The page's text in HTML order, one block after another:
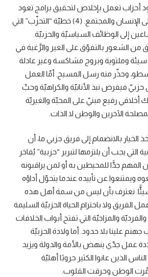
وجود أحزاب تعمل بإخلاص لتحقيق برامج تعود
بالفائدة المباشرة على الإنسان والمجتمع. (4) خطيّة “التحزّب” التي
إلى الوظائف السياسيّة والحزبيّة.
الشعور بالتفوّق على الغير والرَّغبة في
سيئة وملتوية وبروح مشاكسة وغير عادلة
وحذّر منه رسل المسيح. أمّا العمل
فيفرض نبذ الأنانيّة والكراهيّة وحبِّ
أخلاقي رفيع مبنيّ على المحبّة والغيريّة
الآخرين والوطن لا الذات.
الخيار بالانضمام إلى فريق حزبي ما، أن
التي يجب أن يلتزمها لتبرير “حزبية” يُفاخر
المهم جدًّا للمحيطين به أو لمن يراقبونه
ويمتنعوا عن تأييده عندما يتحوّل أداؤه
وسيئًّا. نعترف بأن ليس من سمة أهل هذه
الفريق ولا باحترام الحياة الحزبيّة السليمة
والفرديّة والمزاجيّة التي تفتح أبواب الخلافات
علينا بلا حدود. أما ولادة الحزبيّة
عمل جدّي ينهض بالأمة والدولة ويزيد
الذين عانوا الكثير حروبًا أهليّة
الوطن وحرقت القلوب.